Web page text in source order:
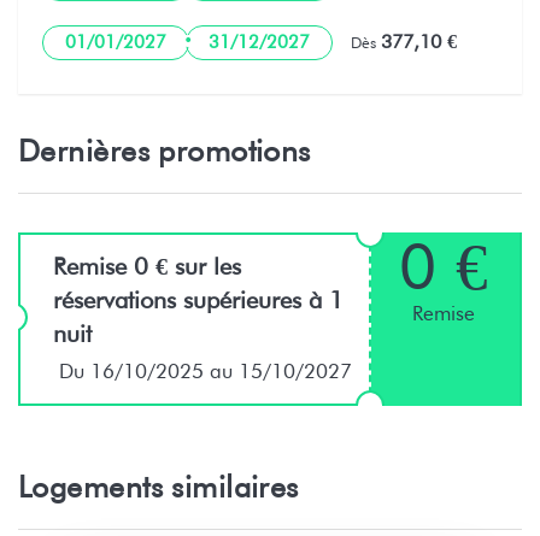
01/01/2027 · 31/12/2027 Dès 377,10 €
Dernières promotions
Remise 0 € sur les
réservations supérieures à 1
nuit
Du 16/10/2025 au 15/10/2027
0 €
Remise
Logements similaires